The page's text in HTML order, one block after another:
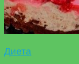
Диета